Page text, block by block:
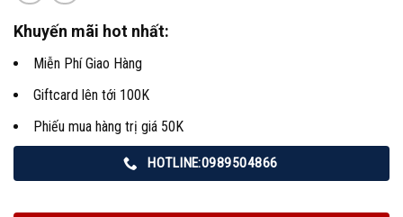
Khuyến mãi hot nhất:
Miễn Phí Giao Hàng
Giftcard lên tới 100K
Phiếu mua hàng trị giá 50K
HOTLINE:0989504866